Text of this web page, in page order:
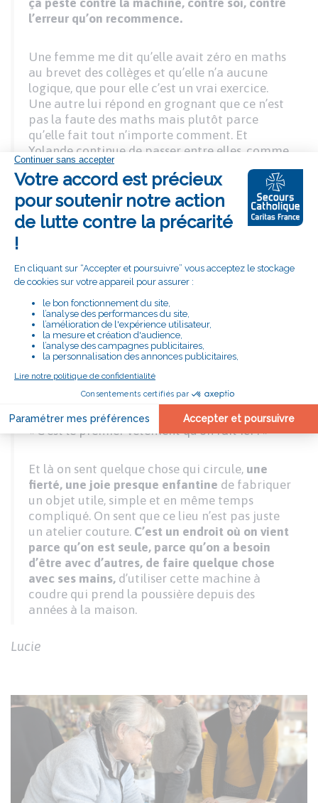
ça peste contre la machine, contre soi, contre
l’erreur qu’on recommence.
Une femme me dit qu’elle avait zéro en maths
au brevet des collèges et qu’elle n’a aucune
logique, que pour elle c’est un vrai exercice.
Une autre lui répond en grognant que ce n’est
pas la faute des maths mais plutôt parce
qu’elle fait tout n’importe comment. Et
Yolande continue de passer entre elles, comme
un chef d’orchestre, toujours calme.
Dans un coin, une dame chantonne du Brel. Je
lui demande si c’est son chanteur préféré. Elle
me dit non, pas spécialement, mais que
pas, tout le monde hoche la tête, on doit
connaitre Bernard) vient de mourir et qu’à
l’enterrement ils ont passé une chanson de Brel,
alors elle l’a encore dans la tête.
Une autre me confie, presque sans s’en rendre
« J’ai hâte de le finir pour pouvoir le mettre
jeudi quand j’irai voir mon fils. »
Elle parle du gilet. Une autre rebondit :
« C’est le premier vêtement qu’on fait ici ! »
Et là on sent quelque chose qui circule, une
fierté, une joie presque enfantine de fabriquer
un objet utile, simple et en même temps
compliqué. On sent que ce lieu n’est pas juste
un atelier couture. C’est un endroit où on vient
parce qu’on est seule, parce qu’on a besoin
d’être avec d’autres, de faire quelque chose
avec ses mains, d’utiliser cette machine à
coudre qui prend la poussière depuis des
années à la maison.
Lucie